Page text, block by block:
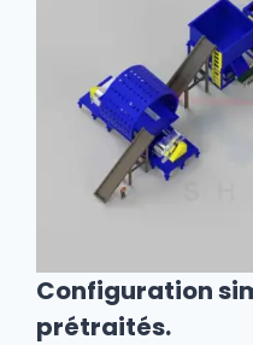
Configuration
prétraités.